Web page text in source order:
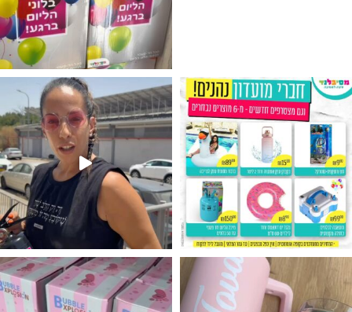
מין העובר רק במסיבלנד !! קיים
מטף לגילוי מין העובר חזר למלא